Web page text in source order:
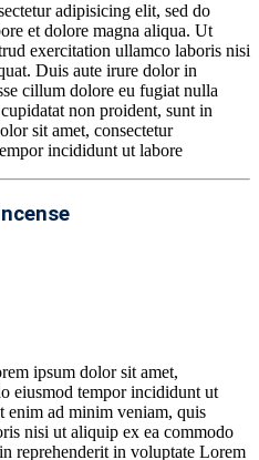
adipisicing elit, sed do
et dolore magna aliqua. Ut
exercitation ullamco laboris nisi
Duis aute irure dolor in
cillum dolore eu fugiat nulla
non proident, sunt in
sit amet, consectetur
incididunt ut labore
ipsum dolor sit amet,
eiusmod tempor incididunt ut
enim ad minim veniam, quis
nisi ut aliquip ex ea commodo
reprehenderit in voluptate Lorem